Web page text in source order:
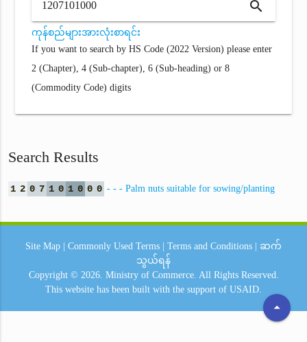
search
ကုန်စည်များအားလုံးစာရင်း
If you want to search by HS Code (2022 Version) please enter
2 (Chapter), 4 (Sub-chapter), 6 (Sub-heading) or 8
(Commodity Code) digits
Search Results
1 2 0 7 1 0 1 0 0 0 - - - Palm nuts suitable for sowing/planting
arrow_drop_up
Site Map Commonly Used Terms Terms and Conditions
ဆက်
သွယ်ရန်
Copyright © 2026. Ministry of Commerce. All Rights Reserved.
This website has been built with the support of USAID.